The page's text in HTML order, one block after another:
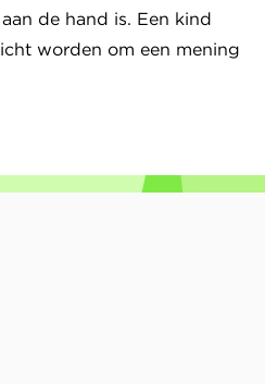
de hand is. Een kind
worden om een mening